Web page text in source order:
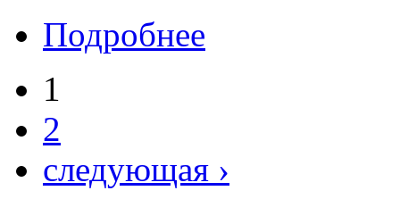
Подробнее
1
2
следующая ›